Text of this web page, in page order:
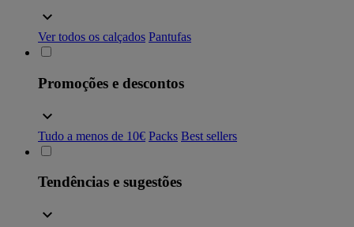
Ver todos os calçados Pantufas
Promoções e descontos
Tudo a menos de 10€ Packs Best sellers
Tendências e sugestões